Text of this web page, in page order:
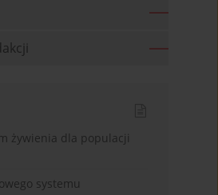
żywienia dla populacji
systemu